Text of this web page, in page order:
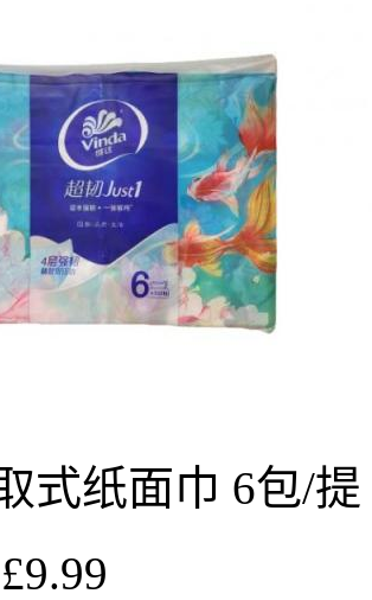
式纸面巾 6包/提
£9.99